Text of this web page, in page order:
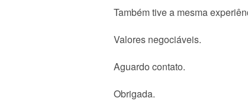
Também tive a mesma
Valores negociáveis.
Aguardo contato.
Obrigada.